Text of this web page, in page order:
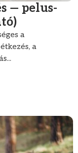
— pelus-
a
a